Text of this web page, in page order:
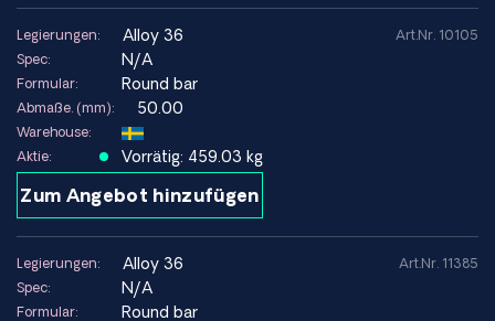
Legierungen: alloy 36
Spec: N/A
Formular: Round bar
Abmaße. (mm): 50.00
Warehouse:
Aktie:
Vorrätig: 459.03 kg
Zum Angebot hinzufügen
Art.Nr. 10105
Legierungen: alloy 36
Spec: N/A
Formular: Round bar
Art.Nr. 11385